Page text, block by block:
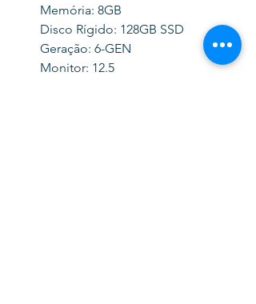
Memória: 8GB
Disco Rígido: 128GB SSD
Geração: 6-GEN
Monitor: 12.5